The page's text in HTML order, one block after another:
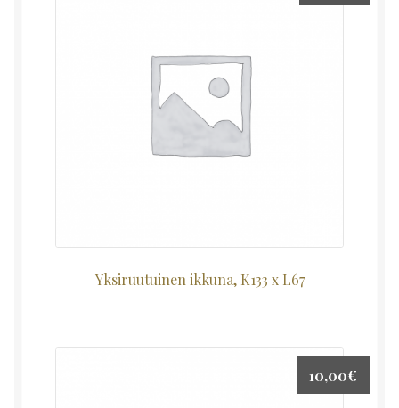
Yksiruutuinen ikkuna, K133 x L67
10,00€